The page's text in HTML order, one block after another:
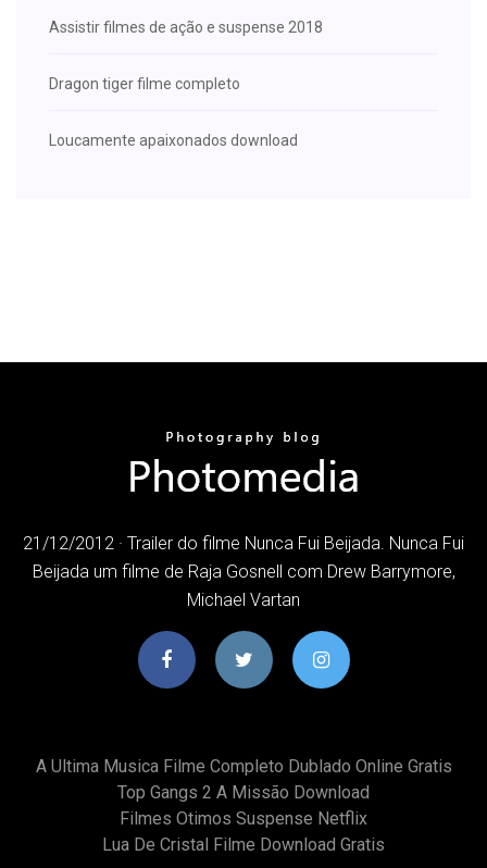
Assistir filmes de ação e suspense 2018
Dragon tiger filme completo
Loucamente apaixonados download
21/12/2012 · Trailer do filme Nunca Fui Beijada. Nunca Fui
Beijada um filme de Raja Gosnell com Drew Barrymore,
Michael Vartan
A Ultima Musica Filme Completo Dublado Online Gratis
Top Gangs 2 A Missão Download
Filmes Otimos Suspense Netflix
Lua De Cristal Filme Download Gratis